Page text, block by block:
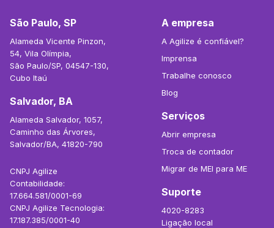
São Paulo, SP
Alameda Vicente Pinzon,
54, Vila Olímpia,
São Paulo/SP, 04547-130,
Cubo Itaú
Salvador, BA
Alameda Salvador, 1057,
Caminho das Árvores,
Salvador/BA, 41820-790
CNPJ Agilize
Contabilidade:
17.664.581/0001-69
CNPJ Agilize Tecnologia:
17.187.385/0001-40
A empresa
A Agilize é confiável?
Imprensa
Trabalhe conosco
Blog
Serviços
Abrir empresa
Troca de contador
Migrar de MEI para ME
Suporte
4020-8283
Ligação local